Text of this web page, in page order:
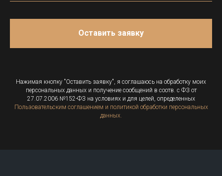
Оставить заявку
Нажимая кнопку "Оставить заявку", я соглашаюсь на обработку моих
персональных данных и получение сообщений в соотв. с ФЗ от
27.07.2006 №152-ФЗ на условиях и для целей, определенных
Пользовательским соглашением и политикой обработки персональных
данных.